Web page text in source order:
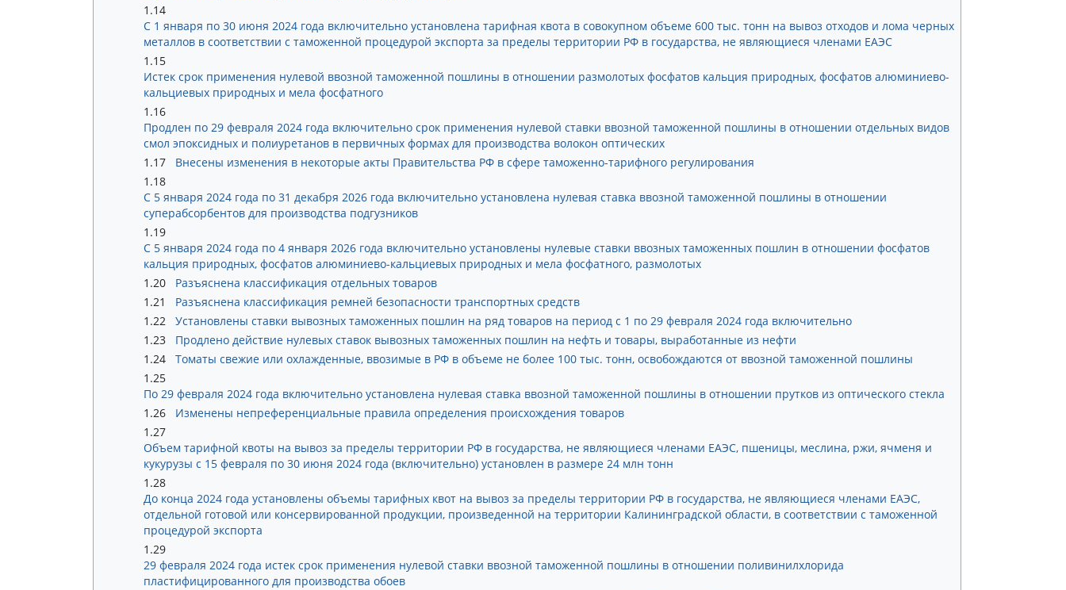
1.14
С 1 января по 30 июня 2024 года включительно установлена тарифная квота в совокупном объеме 600 тыс. тонн на вывоз отходов и лома черных
металлов в соответствии с таможенной процедурой экспорта за пределы территории РФ в государства, не являющиеся членами ЕАЭС
1.15
Истек срок применения нулевой ввозной таможенной пошлины в отношении размолотых фосфатов кальция природных, фосфатов алюминиево-
кальциевых природных и мела фосфатного
1.16
Продлен по 29 февраля 2024 года включительно срок применения нулевой ставки ввозной таможенной пошлины в отношении отдельных видов
смол эпоксидных и полиуретанов в первичных формах для производства волокон оптических
1.17
Внесены изменения в некоторые акты Правительства РФ в сфере таможенно-тарифного регулирования
1.18
С 5 января 2024 года по 31 декабря 2026 года включительно установлена нулевая ставка ввозной таможенной пошлины в отношении
суперабсорбентов для производства подгузников
1.19
С 5 января 2024 года по 4 января 2026 года включительно установлены нулевые ставки ввозных таможенных пошлин в отношении фосфатов
кальция природных, фосфатов алюминиево-кальциевых природных и мела фосфатного, размолотых
1.20
Разъяснена классификация отдельных товаров
1.21
Разъяснена классификация ремней безопасности транспортных средств
1.22
Установлены ставки вывозных таможенных пошлин на ряд товаров на период с 1 по 29 февраля 2024 года включительно
1.23
Продлено действие нулевых ставок вывозных таможенных пошлин на нефть и товары, выработанные из нефти
1.24
Томаты свежие или охлажденные, ввозимые в РФ в объеме не более 100 тыс. тонн, освобождаются от ввозной таможенной пошлины
1.25
По 29 февраля 2024 года включительно установлена нулевая ставка ввозной таможенной пошлины в отношении прутков из оптического стекла
1.26
Изменены непреференциальные правила определения происхождения товаров
1.27
Объем тарифной квоты на вывоз за пределы территории РФ в государства, не являющиеся членами ЕАЭС, пшеницы, меслина, ржи, ячменя и
кукурузы с 15 февраля по 30 июня 2024 года (включительно) установлен в размере 24 млн тонн
1.28
До конца 2024 года установлены объемы тарифных квот на вывоз за пределы территории РФ в государства, не являющиеся членами ЕАЭС,
отдельной готовой или консервированной продукции, произведенной на территории Калининградской области, в соответствии с таможенной
процедурой экспорта
1.29
29 февраля 2024 года истек срок применения нулевой ставки ввозной таможенной пошлины в отношении поливинилхлорида
пластифицированного для производства обоев